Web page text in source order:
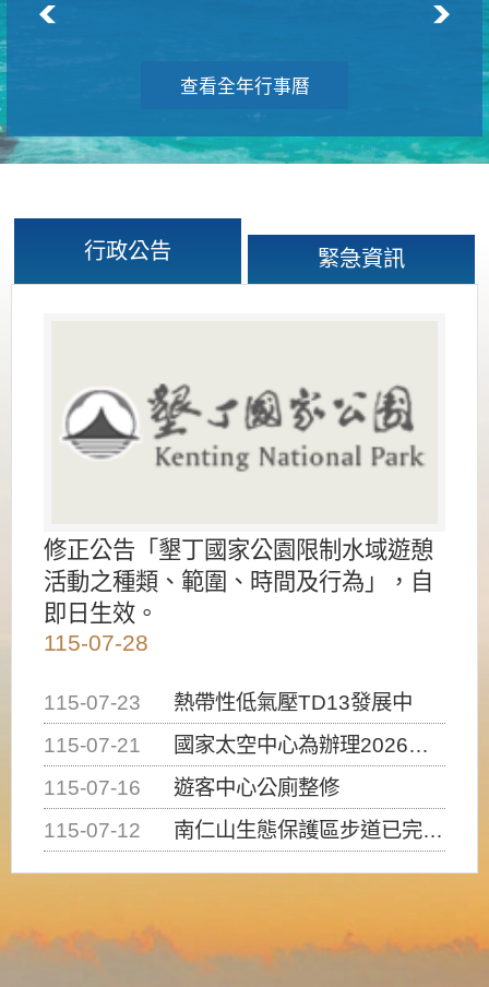
查看全年行事曆
行政公告 緊急資訊
修正公告「墾丁國家公園限制水域遊憩
活動之種類、範圍、時間及行為」，自
即日生效。
115-07-28
115-07-23
熱帶性低氣壓TD13發展中
115-07-21
國家太空中心為辦理2026台灣盃火箭競賽，陸、海、空域警戒及協調相關事宜，因颱風備案事宜
115-07-16
遊客中心公廁整修
115-07-12
南仁山生態保護區步道已完成修復，自115年7月13日（星期一）起恢復開放入園，歡迎民眾依規定申請入園....